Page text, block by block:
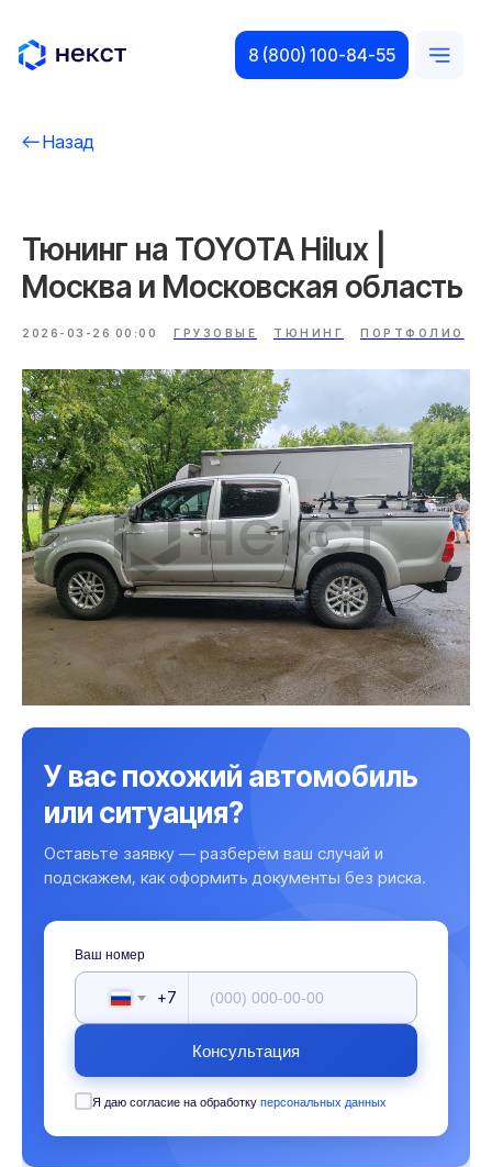
8 (800) 100-84-55
Тюнинг на TOYOTA Hilux |
Москва и Московская область
2026-03-26 00:00 ГРУЗОВЫЕ ТЮНИНГ ПОРТФОЛИО
У вас похожий автомобиль
или ситуация?
Оставьте заявку — разберём ваш случай и
подскажем, как оформить документы без риска.
Ваш номер
+7
Консультация
Я даю согласие на обработку персональных данных